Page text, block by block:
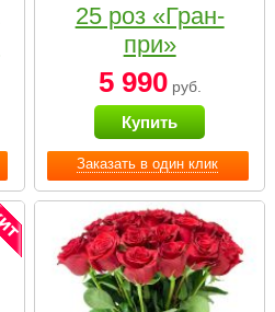
Заказать в один клик
25 роз «Гран-
при»
5 990руб.
Купить